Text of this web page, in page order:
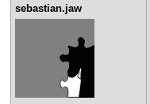
sebastian.jaw